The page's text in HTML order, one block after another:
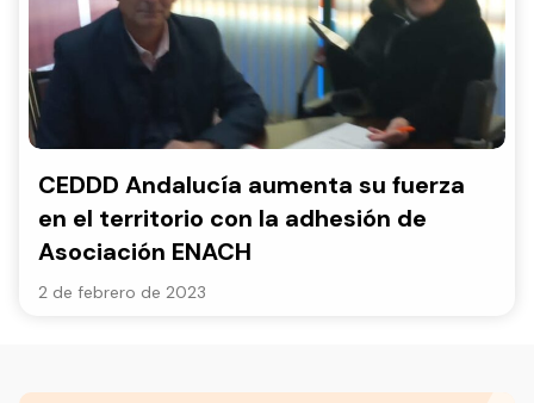
CEDDD Andalucía aumenta su fuerza
en el territorio con la adhesión de
Asociación ENACH
2 de febrero de 2023